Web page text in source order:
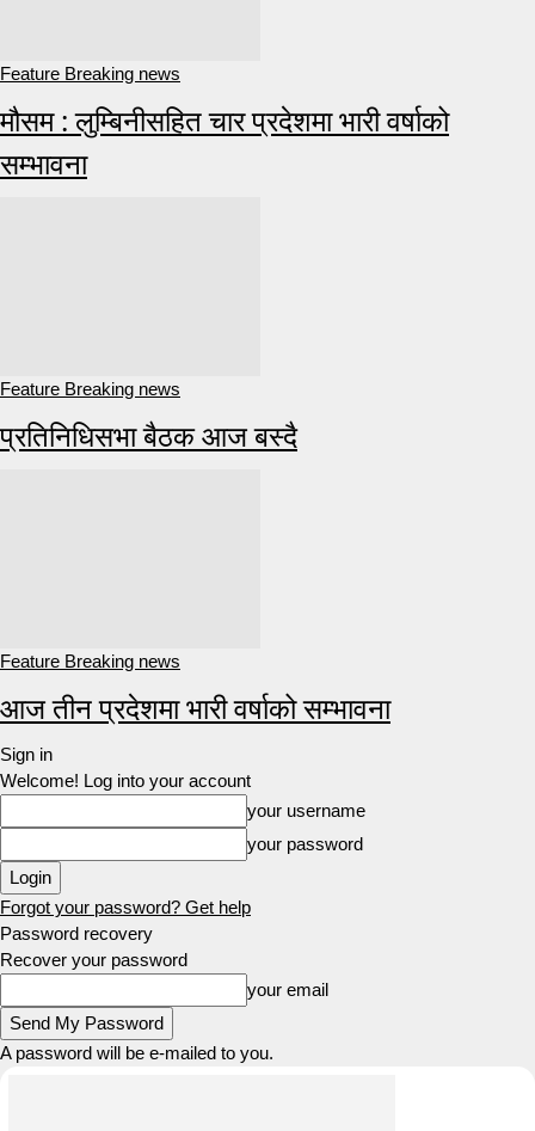
Feature Breaking news
मौसम : लुम्बिनीसहित चार प्रदेशमा भारी वर्षाको
सम्भावना
Feature Breaking news
प्रतिनिधिसभा बैठक आज बस्दै
Feature Breaking news
आज तीन प्रदेशमा भारी वर्षाको सम्भावना
Sign in
Welcome! Log into your account
your username
your password
Forgot your password? Get help
Password recovery
Recover your password
your email
A password will be e-mailed to you.